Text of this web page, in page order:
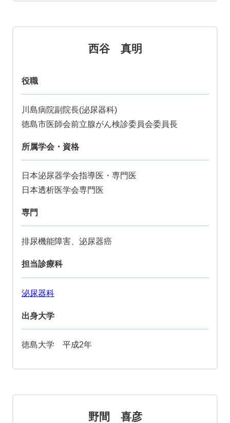
西谷 真明
役職
川島病院副院長(泌尿器科)
徳島市医師会前立腺がん検診委員会委員長
所属学会・資格
日本泌尿器学会指導医・専門医
日本透析医学会専門医
専門
排尿機能障害、泌尿器癌
担当診療科
泌尿器科
出身大学
徳島大学 平成2年
野間 喜彦